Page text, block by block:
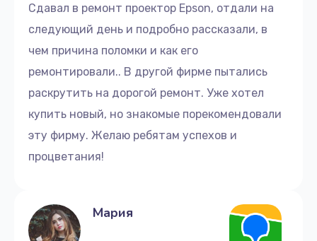
Сдавал в ремонт проектор Epson, отдали на
следующий день и подробно рассказали, в
чем причина поломки и как его
ремонтировали.. В другой фирме пытались
раскрутить на дорогой ремонт. Уже хотел
купить новый, но знакомые порекомендовали
эту фирму. Желаю ребятам успехов и
процветания!
Мария